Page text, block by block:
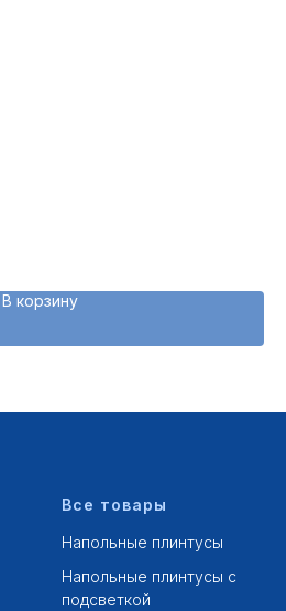
В корзину
Все товары
Напольные плинтусы
Напольные плинтусы с
подсветкой